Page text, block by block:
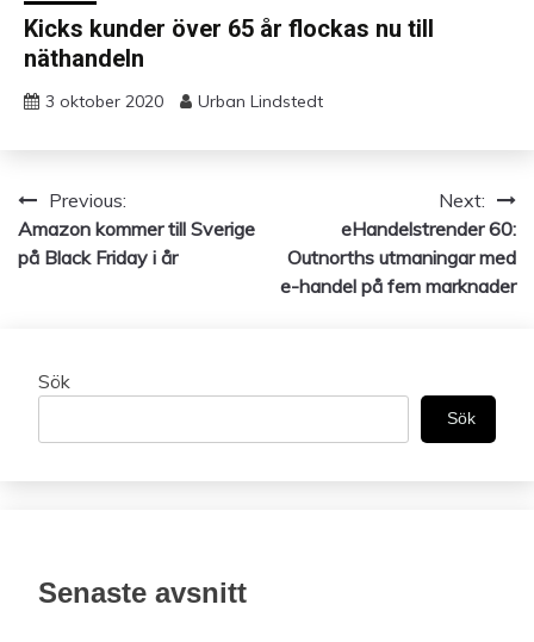
Kicks kunder över 65 år flockas nu till
näthandeln
3 oktober 2020 Urban Lindstedt
Inläggsnavigering
Previous:
Amazon kommer till Sverige
på Black Friday i år
Next:
eHandelstrender 60:
Outnorths utmaningar med
e-handel på fem marknader
Sök
Sök
Senaste avsnitt